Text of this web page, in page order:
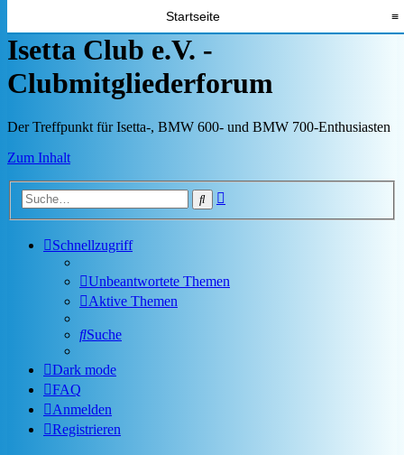
Startseite ≡
Isetta Club e.V. -
Clubmitgliederforum
Der Treffpunkt für Isetta-, BMW 600- und BMW 700-Enthusiasten
Zum Inhalt
Suche
Schnellzugriff
Unbeantwortete Themen
Aktive Themen
Suche
Dark mode
FAQ
Anmelden
Registrieren